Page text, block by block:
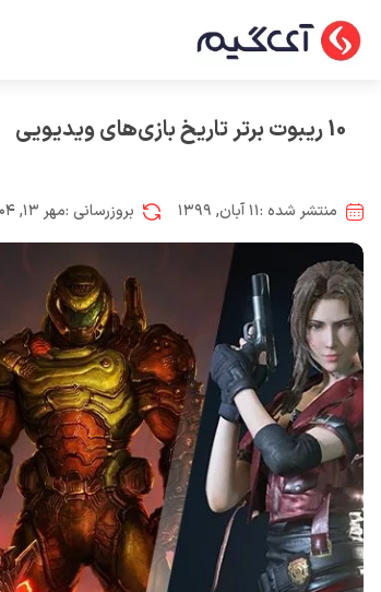
10 ریبوت برتر تاریخ بازی‌های ویدیویی
منتشر شده :۱۱ آبان, ۱۳۹۹ بروزرسانی :مهر ۱۳, ۱۴۰۴